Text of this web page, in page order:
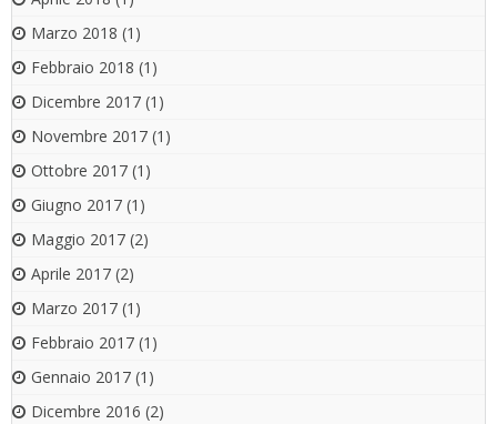
Marzo 2018 (1)
Febbraio 2018 (1)
Dicembre 2017 (1)
Novembre 2017 (1)
Ottobre 2017 (1)
Giugno 2017 (1)
Maggio 2017 (2)
Aprile 2017 (2)
Marzo 2017 (1)
Febbraio 2017 (1)
Gennaio 2017 (1)
Dicembre 2016 (2)